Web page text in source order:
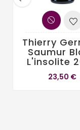
Thierry
Saumur
L'insolite
23,50 €